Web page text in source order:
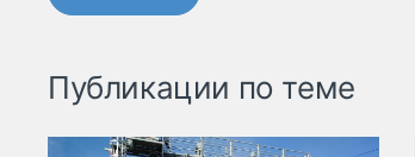
Публикации по теме